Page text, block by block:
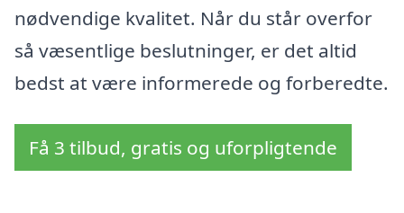
nødvendige kvalitet. Når du står overfor
så væsentlige beslutninger, er det altid
bedst at være informerede og forberedte.
Få 3 tilbud, gratis og uforpligtende